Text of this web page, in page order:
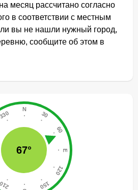
месяц рассчитано согласно
в соответствии с местным
вы не нашли нужный город,
сообщите об этом в
67°